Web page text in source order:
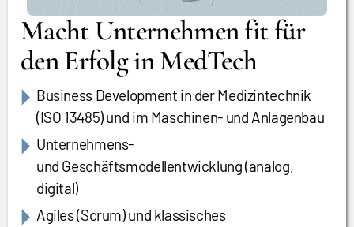
Macht Unternehmen fit für
den Erfolg in MedTech
Business Development in der Medizintechnik
(ISO 13485) und im Maschinen- und Anlagenbau
Unternehmens-
und Geschäftsmodellentwicklung (analog,
digital)
Agiles (Scrum) und klassisches